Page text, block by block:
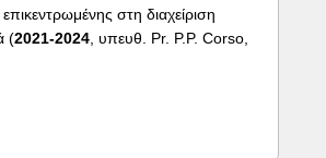
στη διαχείριση
(2021-2024 , υπευθ. Pr. P.P. Corso,